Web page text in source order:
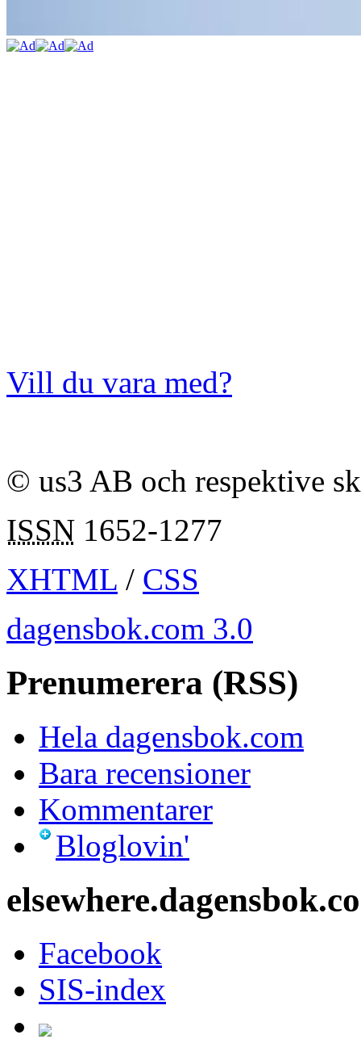
Vill du vara med?
© us3 AB och respektive
ISSN 1652-1277
XHTML / CSS
dagensbok.com 3.0
Prenumerera (RSS)
Hela dagensbok.com
Bara recensioner
Kommentarer
Bloglovin'
Facebook
SIS-index